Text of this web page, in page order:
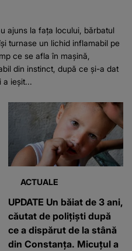
ajuns la fața locului, bărbatul
turnase un lichid inflamabil pe
ce se afla în mașină,
din instinct, după ce și-a dat
a ieșit...
ACTUALE
UPDATE Un băiat de 3 ani,
căutat de polițiști după
ce a dispărut de la stână
din Constanța. Micuțul a